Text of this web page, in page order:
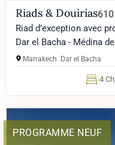
Riads & Douirias
Riad d’exception avec
Dar el Bacha - Médina
Marrakech Dar el Bacha
4
PROGRAMME NEUF